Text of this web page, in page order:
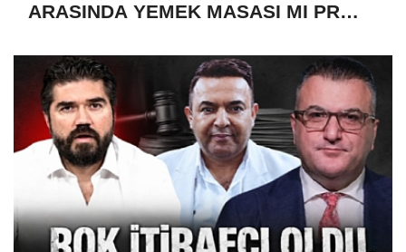
ARASINDA YEMEK MASASI MI PR